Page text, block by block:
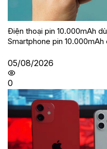
Điện thoại pin 10.000mAh
Smartphone pin 10.000mAh
05/08/2026
0